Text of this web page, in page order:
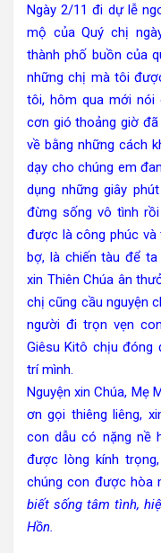
Ngày 2/11 đi dự lễ
mộ của Quý chị
thành phố buồn của
những chị mà tôi
tôi, hôm qua mới
cơn gió thoảng giờ
về bằng những cách
dạy cho chúng em
dụng những giây
đừng sống vô tình
được là công phúc
bợ, là chiến tàu để
xin Thiên Chúa ân
chị cũng cầu nguyện
người đi trọn vẹn
Giêsu Kitô chịu đóng
trí mình.
Nguyện xin Chúa, Mẹ
ơn gọi thiêng liêng,
con dẫu có nặng nề
được lòng kính
chúng con được hòa
biết sống tâm tình,
Hồn.